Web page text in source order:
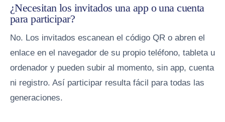
¿Necesitan los invitados una app o una cuenta
para participar?
No. Los invitados escanean el código QR o abren el
enlace en el navegador de su propio teléfono, tableta u
ordenador y pueden subir al momento, sin app, cuenta
ni registro. Así participar resulta fácil para todas las
generaciones.